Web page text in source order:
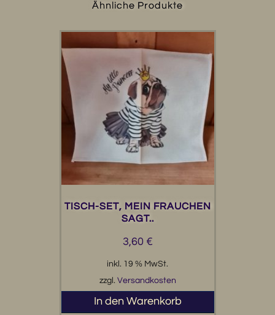
Ähnliche Produkte
TISCH-SET, MEIN FRAUCHEN
SAGT..
3,60 €
inkl. 19 % MwSt.
zzgl. Versandkosten
In den Warenkorb